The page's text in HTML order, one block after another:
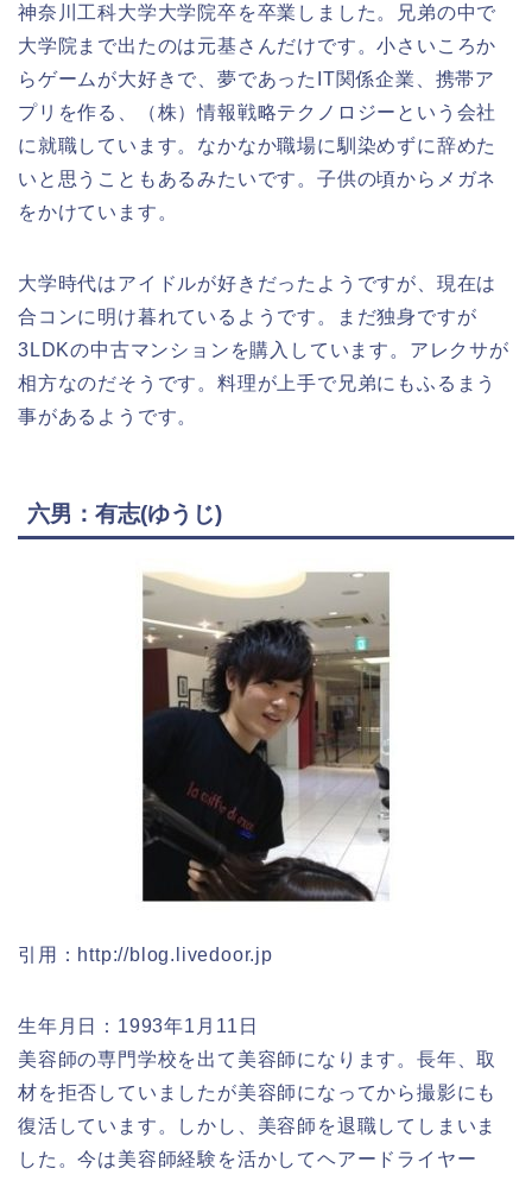
神奈川工科大学大学院卒を卒業しました。兄弟の中で
大学院まで出たのは元基さんだけです。小さいころか
らゲームが大好きで、夢であったIT関係企業、携帯ア
プリを作る、（株）情報戦略テクノロジーという会社
に就職しています。なかなか職場に馴染めずに辞めた
いと思うこともあるみたいです。子供の頃からメガネ
をかけています。
大学時代はアイドルが好きだったようですが、現在は
合コンに明け暮れているようです。まだ独身ですが
3LDKの中古マンションを購入しています。アレクサが
相方なのだそうです。料理が上手で兄弟にもふるまう
事があるようです。
六男：有志(ゆうじ)
引用：http://blog.livedoor.jp
生年月日：1993年1月11日
美容師の専門学校を出て美容師になります。長年、取
材を拒否していましたが美容師になってから撮影にも
復活しています。しかし、美容師を退職してしまいま
した。今は美容師経験を活かしてヘアードライヤー